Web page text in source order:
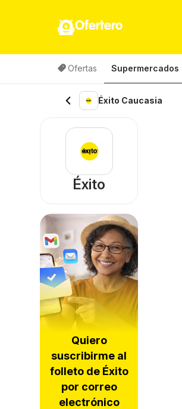
Ofertero
Ofertas Supermercados
Éxito Caucasia
Éxito
Quiero
suscribirme al
folleto de Éxito
por correo
electrónico